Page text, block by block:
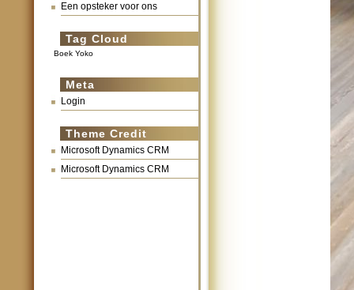
Een opsteker voor ons
Tag Cloud
Boek Yoko
Meta
Login
Theme Credit
Microsoft Dynamics CRM
Microsoft Dynamics CRM